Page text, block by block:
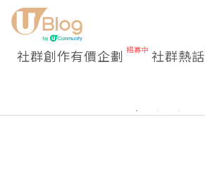
社群創作有價企劃 社群熱話